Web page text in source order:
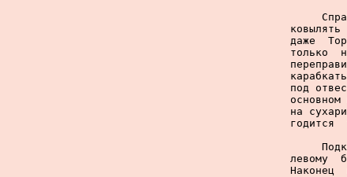
даже
только
под
на
годится
левому
Наконец